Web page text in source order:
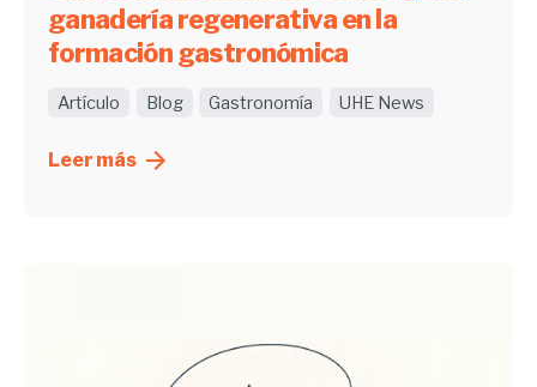
ganadería regenerativa en la
formación gastronómica
Artículo Blog Gastronomía UHE News
Leer más